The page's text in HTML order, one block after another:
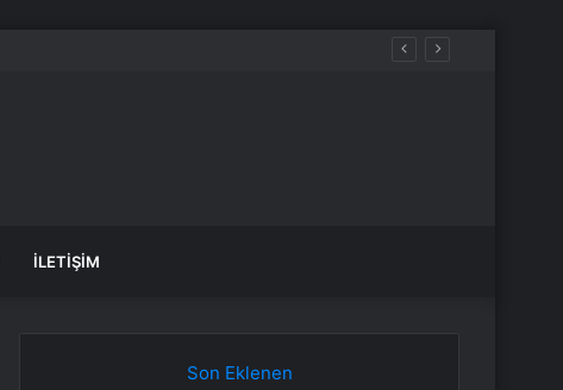
İLETIŞIM
Son Eklenen